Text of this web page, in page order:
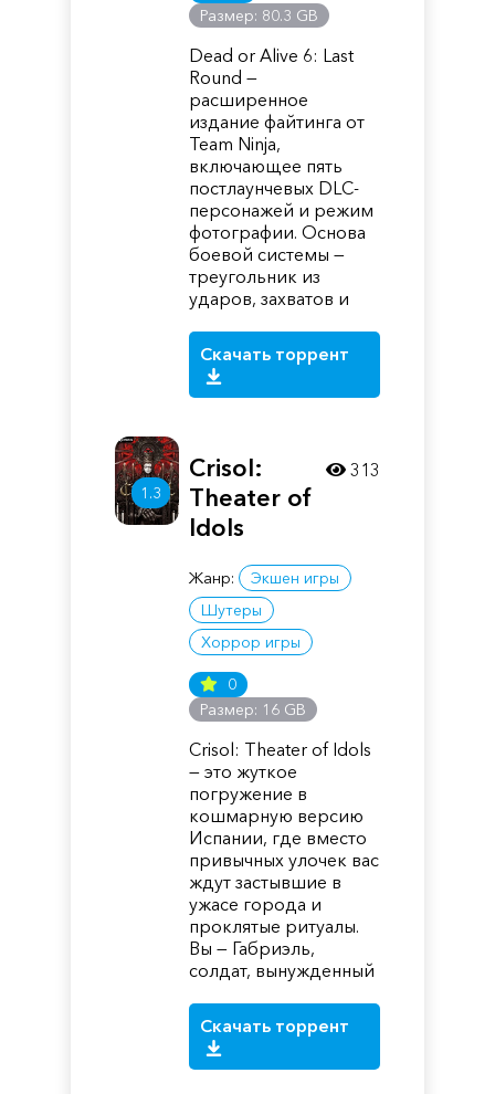
Размер: 80.3 GB
Dead or Alive 6: Last
Round —
расширенное
издание файтинга от
Team Ninja,
включающее пять
постлаунчевых DLC-
персонажей и режим
фотографии. Основа
боевой системы —
треугольник из
ударов, захватов и
Скачать торрент
1.3
Crisol:
Theater of
Idols
Жанр:
Экшен игры
Шутеры
Хоррор игры
0
Размер: 16 GB
Crisol: Theater of Idols
— это жуткое
погружение в
кошмарную версию
Испании, где вместо
привычных улочек вас
ждут застывшие в
ужасе города и
проклятые ритуалы.
Вы — Габриэль,
солдат, вынужденный
Скачать торрент
313